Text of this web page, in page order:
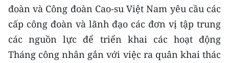
Trung du và miền núi phía Bắc
Đồng bằng sông Hồng
Bắc Trung Bộ
đoàn và Công đoàn Cao-su Việt Nam yêu cầu các
cấp công đoàn và lãnh đạo các đơn vị tập trung
các nguồn lực để triển khai các hoạt động
Tháng công nhân gắn với việc ra quân khai thác